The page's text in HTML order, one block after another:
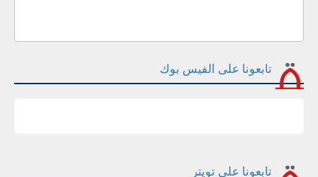
تابعونا على الفيس بوك
تابعونا على تويتر